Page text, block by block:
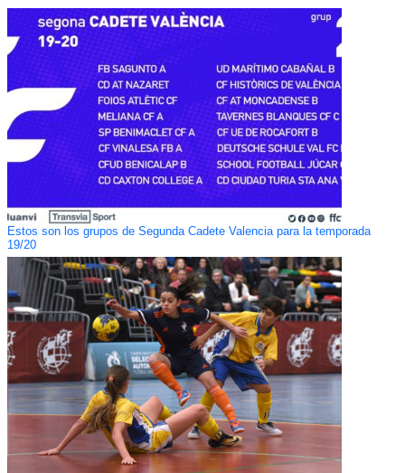
Estos son los grupos de Segunda Cadete Valencia para la temporada
19/20